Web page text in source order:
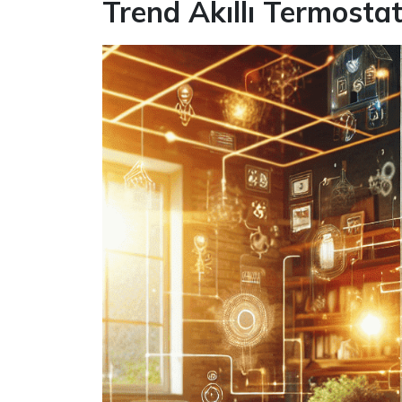
Trend Akıllı